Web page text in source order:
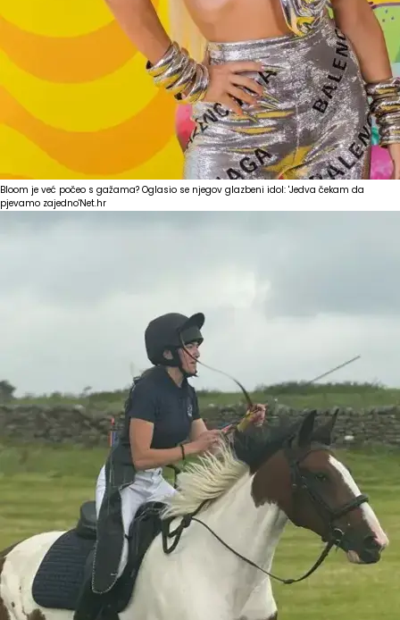
Bloom je već počeo s gažama? Oglasio se njegov glazbeni idol: 'Jedva čekam da
pjevamo zajedno'Net.hr